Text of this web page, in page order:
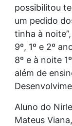
possibilitou
um pedido
tinha à
9º, 1º e 2º
8º e à noite
além de
Aluno do
Mateus